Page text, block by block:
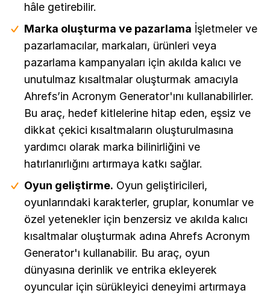
hâle getirebilir.
Marka oluşturma ve pazarlama İşletmeler ve
pazarlamacılar, markaları, ürünleri veya
pazarlama kampanyaları için akılda kalıcı ve
unutulmaz kısaltmalar oluşturmak amacıyla
Ahrefs’in Acronym Generator'ını kullanabilirler.
Bu araç, hedef kitlelerine hitap eden, eşsiz ve
dikkat çekici kısaltmaların oluşturulmasına
yardımcı olarak marka bilinirliğini ve
hatırlanırlığını artırmaya katkı sağlar.
Oyun geliştirme. Oyun geliştiricileri,
oyunlarındaki karakterler, gruplar, konumlar ve
özel yetenekler için benzersiz ve akılda kalıcı
kısaltmalar oluşturmak adına Ahrefs Acronym
Generator'ı kullanabilir. Bu araç, oyun
dünyasına derinlik ve entrika ekleyerek
oyuncular için sürükleyici deneyimi artırmaya